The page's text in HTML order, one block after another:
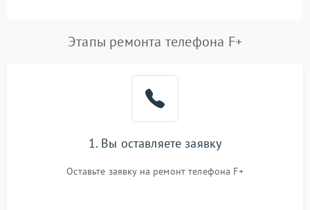
Этапы ремонта телефона F+
1. Вы оставляете заявку
Оставьте заявку на ремонт телефона F+